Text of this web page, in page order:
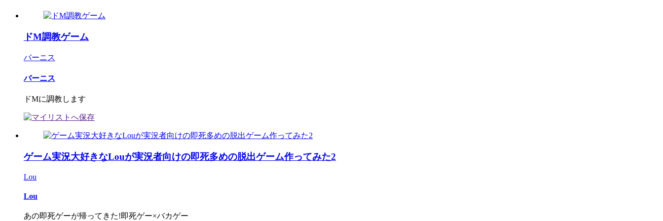
ドM調教ゲーム
バーニス
バーニス
ドMに調教します
ゲーム実況大好きなLouが実況者向けの即死多めの脱出ゲーム作ってみた2
Lou
Lou
あの即死ゲーが帰ってきた!即死ゲー×バカゲー